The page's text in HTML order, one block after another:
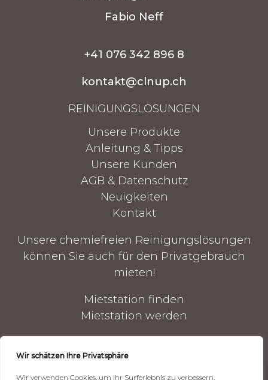
Wir schätzen Ihre Privatsphäre
Wir verwenden Cookies, um Ihr Surferlebnis zu verbessern,
Fabio Neff
+41 076 342 896 8
kontakt@clnup.ch
REINIGUNGSLÖSUNGEN
Unsere Produkte
Anleitung & Tipps
Unsere Kunden
AGB & Datenschutz
Neuigkeiten
Kontakt
Unsere chemiefreien Reinigungslösungen
können Sie auch für den Privatgebrauch
mieten!
Mietstation finden
Mietstation werden